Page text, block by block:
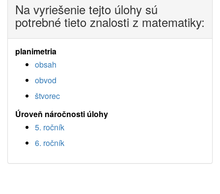
Na vyriešenie tejto úlohy sú
potrebné tieto znalosti z matematiky:
planimetria
obsah
obvod
štvorec
Úroveň náročnosti úlohy
5. ročník
6. ročník